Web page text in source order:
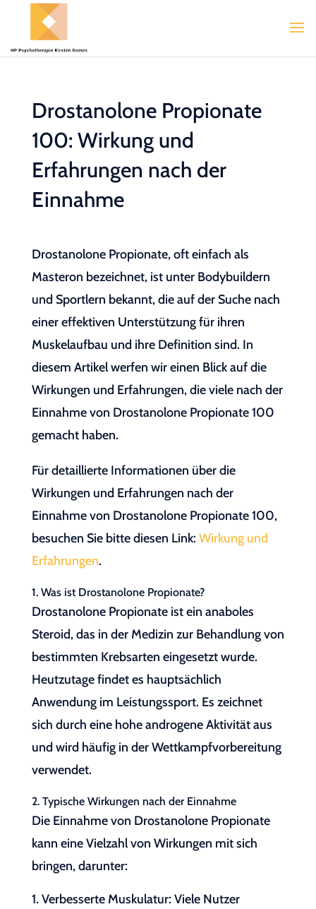
Drostanolone Propionate
100: Wirkung und
Erfahrungen nach der
Einnahme
Drostanolone Propionate, oft einfach als
Masteron bezeichnet, ist unter Bodybuildern
und Sportlern bekannt, die auf der Suche nach
einer effektiven Unterstützung für ihren
Muskelaufbau und ihre Definition sind. In
diesem Artikel werfen wir einen Blick auf die
Wirkungen und Erfahrungen, die viele nach der
Einnahme von Drostanolone Propionate 100
gemacht haben.
Für detaillierte Informationen über die
Wirkungen und Erfahrungen nach der
Einnahme von Drostanolone Propionate 100,
besuchen Sie bitte diesen Link: Wirkung und
Erfahrungen.
1. Was ist Drostanolone Propionate?
Drostanolone Propionate ist ein anaboles
Steroid, das in der Medizin zur Behandlung von
bestimmten Krebsarten eingesetzt wurde.
Heutzutage findet es hauptsächlich
Anwendung im Leistungssport. Es zeichnet
sich durch eine hohe androgene Aktivität aus
und wird häufig in der Wettkampfvorbereitung
verwendet.
2. Typische Wirkungen nach der Einnahme
Die Einnahme von Drostanolone Propionate
kann eine Vielzahl von Wirkungen mit sich
bringen, darunter:
Verbesserte Muskulatur: Viele Nutzer